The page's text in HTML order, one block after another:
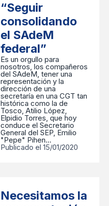
“Seguir
consolidando
el SAdeM
federal”
Es un orgullo para
nosotros, los compañeros
del SAdeM, tener una
representación y la
dirección de una
secretaría en una CGT tan
histórica como la de
Tosco, Atilio López,
Elpidio Torres, que hoy
conduce el Secretario
General del SEP, Emilio
"Pepe" Pihen…
Publicado el 15/01/2020
Necesitamos la